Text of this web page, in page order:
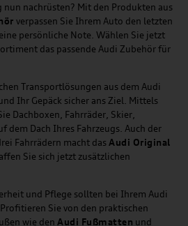
nun nachrüsten? Mit den Produkten aus
verpassen Sie Ihrem Auto den letzten
persönliche Note. Wählen Sie jetzt
das passende Audi Zubehör für
Transportlösungen aus dem Audi
Ihr Gepäck sicher ans Ziel. Mittels
Dachboxen, Fahrräder, Skier,
dem Dach Ihres Fahrzeugs. Auch der
Fahrrädern macht dasAudi Original
Sie sich jetzt zusätzlichen
und Pflege sollten bei Ihrem Audi
Sie von den praktischen
wie den Audi Fußmatten und